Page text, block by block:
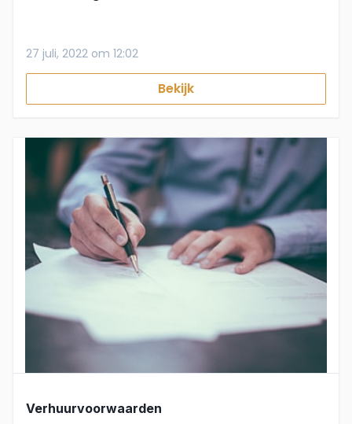
27 juli, 2022 om 12:02
Bekijk
Verhuurvoorwaarden